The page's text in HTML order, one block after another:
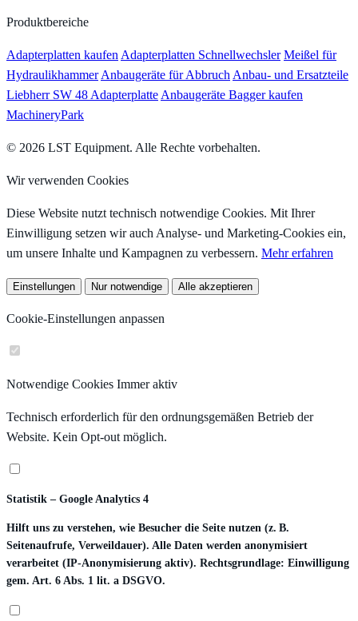
Produktbereiche
Adapterplatten kaufenAdapterplatten Schnellwechsler Meißel für
HydraulikhammerAnbaugeräte für AbbruchAnbau- und Ersatzteile
Liebherr SW 48 AdapterplatteAnbaugeräte Bagger kaufen
MachineryPark
© 2026 LST Equipment. Alle Rechte vorbehalten.
Wir verwenden Cookies
Diese Website nutzt technisch notwendige Cookies. Mit Ihrer
Einwilligung setzen wir auch Analyse- und Marketing-Cookies ein,
um unsere Inhalte und Kampagnen zu verbessern. Mehr erfahren
Einstellungen Nur notwendige Alle akzeptieren
Cookie-Einstellungen anpassen
Notwendige Cookies Immer aktiv
Technisch erforderlich für den ordnungsgemäßen Betrieb der
Website. Kein Opt-out möglich.
Statistik – Google Analytics 4
Hilft uns zu verstehen, wie Besucher die Seite nutzen (z. B.
Seitenaufrufe, Verweildauer). Alle Daten werden anonymisiert
verarbeitet (IP-Anonymisierung aktiv). Rechtsgrundlage: Einwilligung
gem. Art. 6 Abs. 1 lit. a DSGVO.